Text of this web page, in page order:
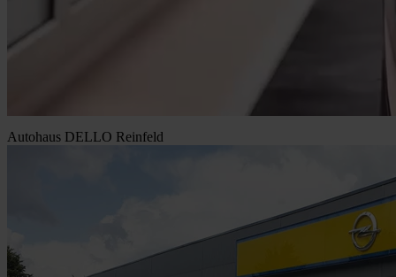
Autohaus DELLO Reinfeld